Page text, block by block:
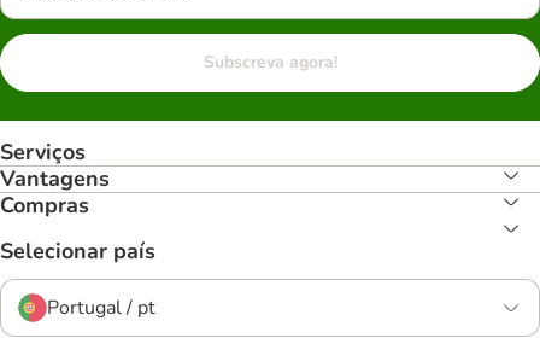
Subscreva agora!
Serviços
Vantagens
Compras
Selecionar país
Portugal / pt